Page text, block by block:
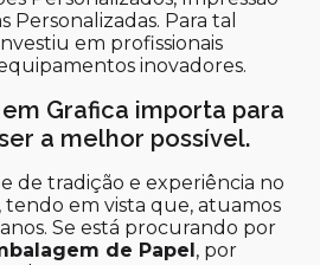
Personalizadas. Para tal
em profissionais
inovadores.
Grafica importa para
a melhor possível.
de tradição e experiência no
tendo em vista que, atuamos
Se está procurando por
de Papel, por